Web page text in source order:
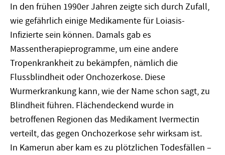
In den frühen 1990er Jahren zeigte sich durch Zufall,
wie gefährlich einige Medikamente für Loiasis-
Infizierte sein können. Damals gab es
Massentherapieprogramme, um eine andere
Tropenkrankheit zu bekämpfen, nämlich die
Flussblindheit oder Onchozerkose. Diese
Wurmerkrankung kann, wie der Name schon sagt, zu
Blindheit führen. Flächendeckend wurde in
betroffenen Regionen das Medikament Ivermectin
verteilt, das gegen Onchozerkose sehr wirksam ist.
In Kamerun aber kam es zu plötzlichen Todesfällen –